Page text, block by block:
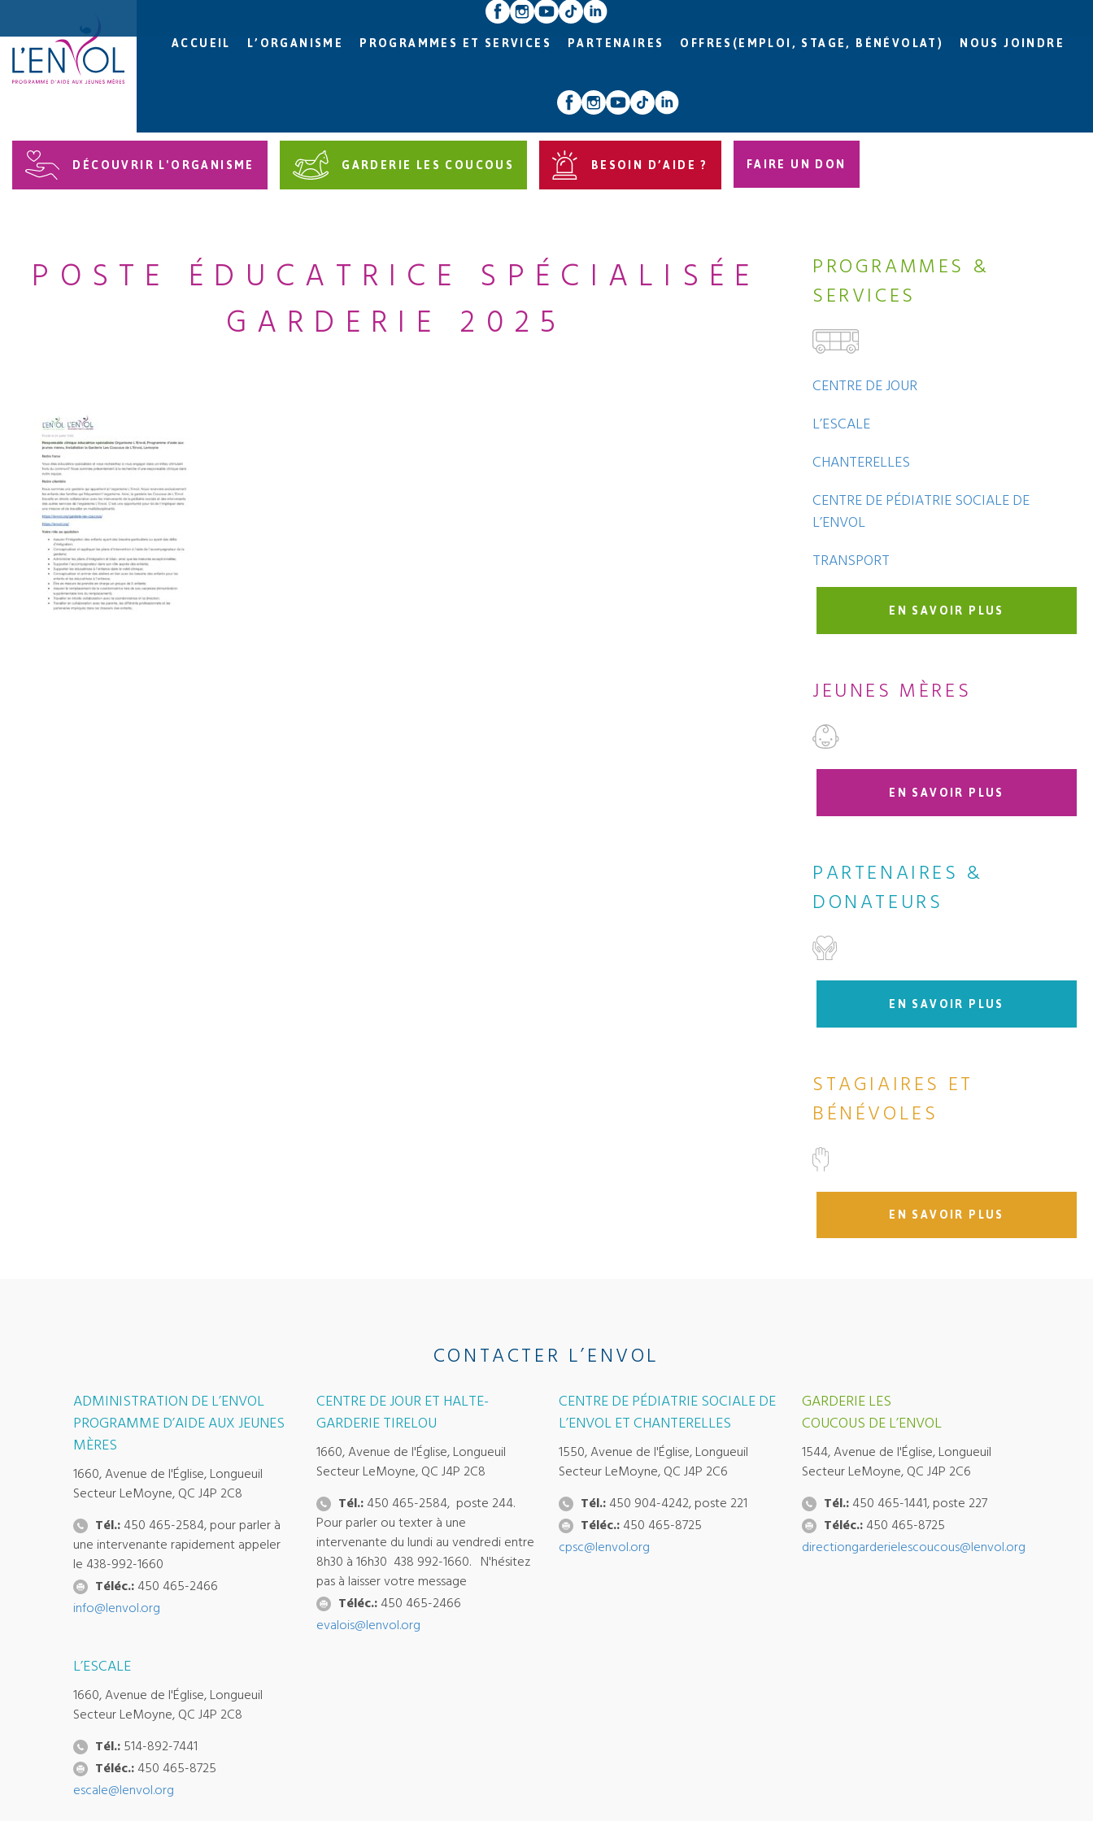
ACCUEIL L’ORGANISME PROGRAMMES ET SERVICES PARTENAIRES OFFRES(EMPLOI, STAGE, BÉNÉVOLAT) NOUS JOINDRE
DÉCOUVRIR L'ORGANISME GARDERIE LES COUCOUS BESOIN D’AIDE ? FAIRE UN DON
POSTE ÉDUCATRICE SPÉCIALISÉE
GARDERIE 2025
PROGRAMMES &
SERVICES
CENTRE DE JOUR
L’ESCALE
CHANTERELLES
CENTRE DE PÉDIATRIE SOCIALE DE
L’ENVOL
TRANSPORT
EN SAVOIR PLUS
JEUNES MÈRES
EN SAVOIR PLUS
PARTENAIRES &
DONATEURS
EN SAVOIR PLUS
STAGIAIRES ET
BÉNÉVOLES
EN SAVOIR PLUS
CONTACTER L’ENVOL
ADMINISTRATION DE L’ENVOL
PROGRAMME D’AIDE AUX JEUNES
MÈRES
1660, Avenue de l'Église, Longueuil
Secteur LeMoyne, QC J4P 2C8
Tél.: 450 465-2584, pour parler à
une intervenante rapidement appeler
le 438-992-1660
Téléc.: 450 465-2466
info@lenvol.org
CENTRE DE JOUR ET HALTE-
GARDERIE TIRELOU
1660, Avenue de l'Église, Longueuil
Secteur LeMoyne, QC J4P 2C8
Tél.:450 465-2584, poste 244.
Pour parler ou texter à une
intervenante du lundi au vendredi entre
8h30 à 16h30 438 992-1660. N'hésitez
pas à laisser votre message
Téléc.:450 465-2466
evalois@lenvol.org
CENTRE DE PÉDIATRIE SOCIALE DE
L’ENVOL ET CHANTERELLES
1550, Avenue de l'Église, Longueuil
Secteur LeMoyne, QC J4P 2C6
Tél.: 450 904-4242, poste 221
Téléc.: 450 465-8725
cpsc@lenvol.org
GARDERIE LES
COUCOUS DE L’ENVOL
1544, Avenue de l'Église, Longueuil
Secteur LeMoyne, QC J4P 2C6
Tél.:450 465-1441, poste 227
Téléc.:450 465-8725
directiongarderielescoucous@lenvol.org
L’ESCALE
1660, Avenue de l'Église, Longueuil
Secteur LeMoyne, QC J4P 2C8
Tél.: 514-892-7441
Téléc.: 450 465-8725
escale@lenvol.org